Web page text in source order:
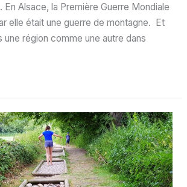
En Alsace, la Première Guerre Mondiale
elle était une guerre de montagne. Et
une région comme une autre dans